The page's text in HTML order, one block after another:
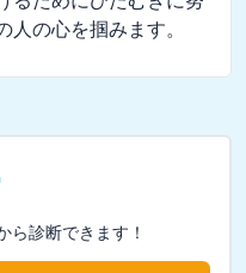
の心を掴みます。
ら診断できます！